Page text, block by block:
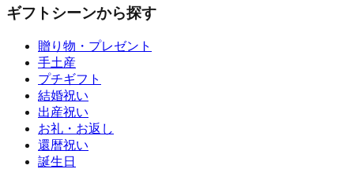
ギフトシーンから探す
贈り物・プレゼント
手土産
プチギフト
結婚祝い
出産祝い
お礼・お返し
還暦祝い
誕生日